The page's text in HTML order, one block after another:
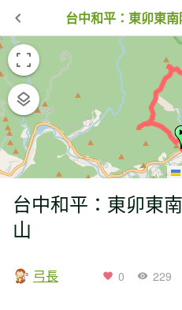
台中和平：東卯東
台中和平：東卯東
山
弓長 0 229